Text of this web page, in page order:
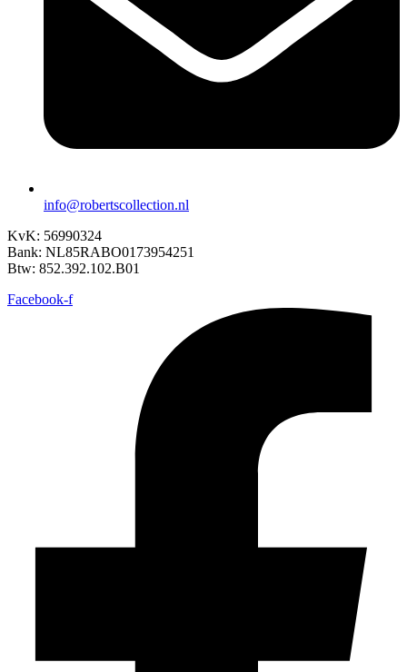
info@robertscollection.nl
KvK: 56990324
Bank: NL85RABO0173954251
Btw: 852.392.102.B01
Facebook-f